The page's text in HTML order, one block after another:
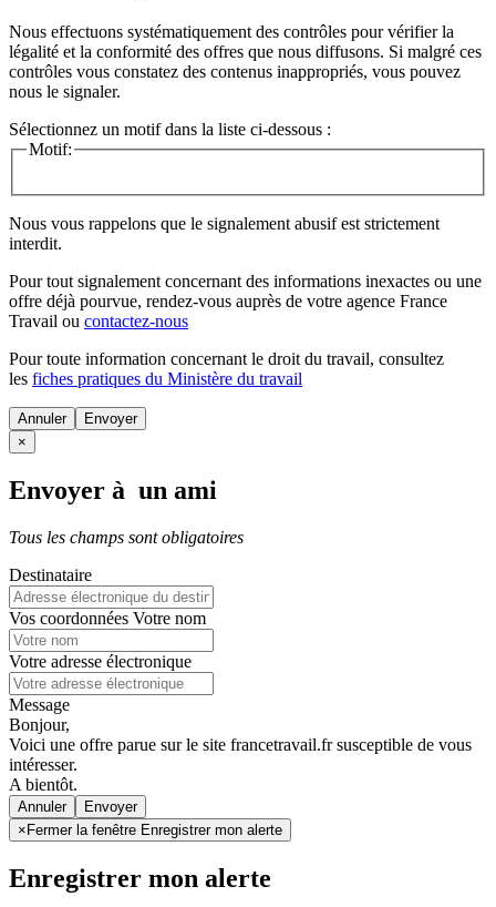
Nous effectuons systématiquement des contrôles pour vérifier la
légalité et la conformité des offres que nous diffusons. Si malgré ces
contrôles vous constatez des contenus inappropriés, vous pouvez
nous le signaler.
Sélectionnez un motif dans la liste ci-dessous :
Motif:
Nous vous rappelons que le signalement abusif est strictement
interdit.
Pour tout signalement concernant des informations inexactes ou une
offre déjà pourvue, rendez-vous auprès de votre agence France
Travail ou contactez-nous
Pour toute information concernant le droit du travail, consultez
les fiches pratiques du Ministère du travail
Annuler
×
Envoyer à un ami
Tous les champs sont obligatoires
Destinataire
Vos coordonnées Votre nom
Votre adresse électronique
Message
Bonjour,
Voici une offre parue sur le site francetravail.fr susceptible de vous
intéresser.
A bientôt.
Annuler
× Fermer la fenêtre Enregistrer mon alerte
Enregistrer mon alerte